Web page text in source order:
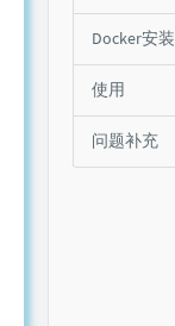
Docker安装
使用
问题补充